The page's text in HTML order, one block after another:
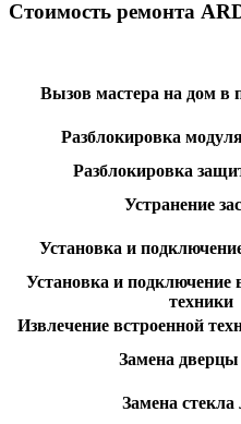
Стоимость ремонта
Вызов мастера на дом в
Разблокировка
Разблокировка
Устранение
Установка и
Установка и подключение
техники
Извлечение встроенной
Замена
Замена